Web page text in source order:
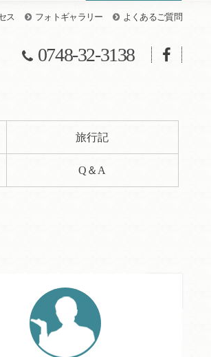
ス フォトギャラリー よくあるご質問
0748-32-3138
旅行記
Q＆A